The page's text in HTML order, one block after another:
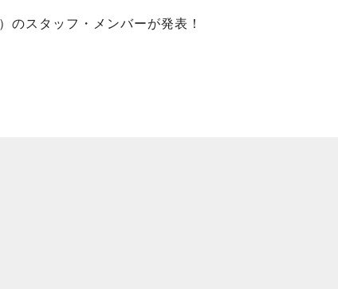
スタッフ・メンバーが発表！